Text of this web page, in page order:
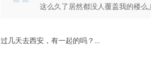
这么久了居然都没人覆盖我的楼
过几天去西安，有一起的吗？...